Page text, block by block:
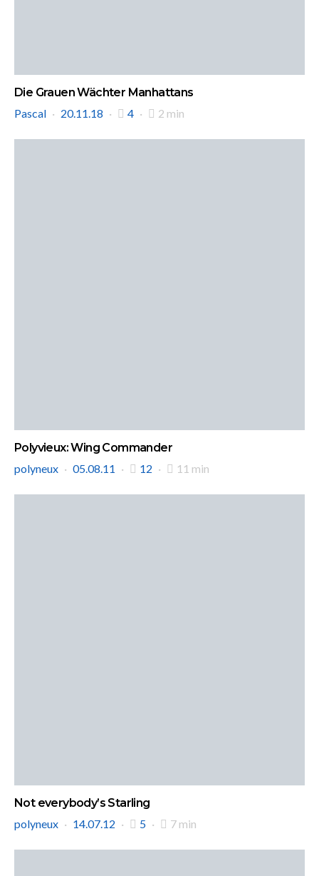
Die Grauen Wächter Manhattans
Pascal
20.11.18 4 2 min
Polyvieux: Wing Commander
polyneux
05.08.11 12 11 min
Not everybody’s Starling
polyneux
14.07.12 5 7 min